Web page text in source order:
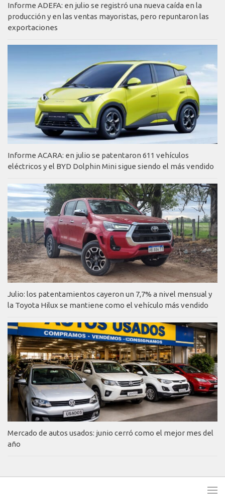
Informe ADEFA: en julio se registró una nueva caída en la
producción y en las ventas mayoristas, pero repuntaron las
exportaciones
Informe ACARA: en julio se patentaron 611 vehículos
eléctricos y el BYD Dolphin Mini sigue siendo el más vendido
Julio: los patentamientos cayeron un 7,7% a nivel mensual y
la Toyota Hilux se mantiene como el vehículo más vendido
Mercado de autos usados: junio cerró como el mejor mes del
año